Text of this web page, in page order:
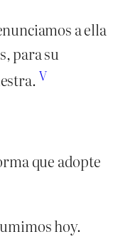
a ella
para su
V
que adopte
hoy.